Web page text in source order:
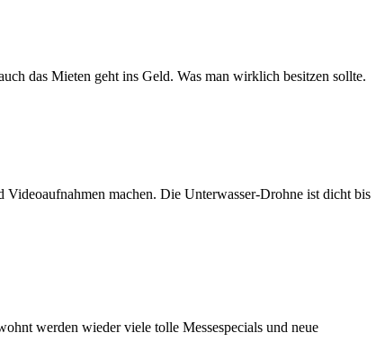
das Mieten geht ins Geld. Was man wirklich besitzen sollte.
machen. Die Unterwasser-Drohne ist dicht bis
werden wieder viele tolle Messespecials und neue